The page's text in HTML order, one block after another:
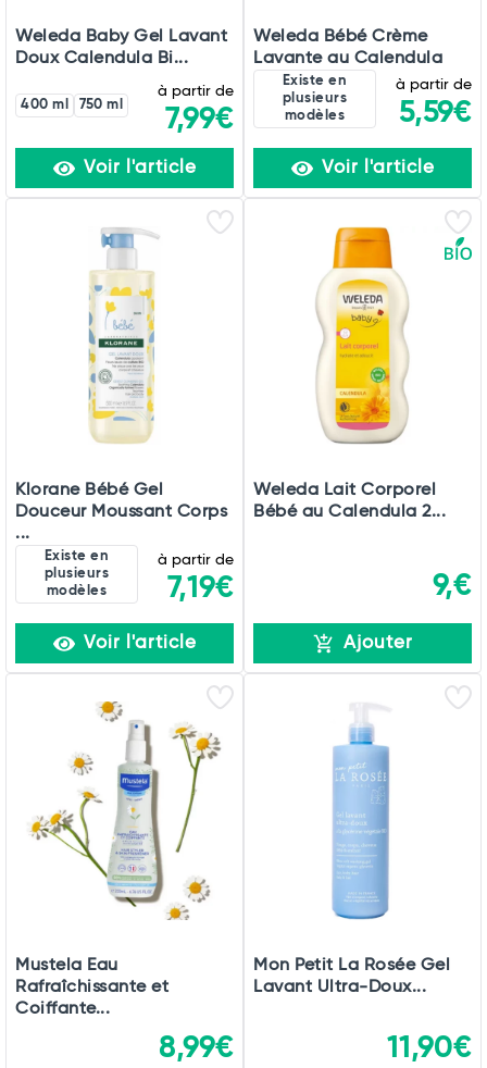
Weleda Baby Gel Lavant
Doux Calendula Bi...
400 ml 750 ml
à partir de
7,99€
Voir l'article
Weleda Bébé Crème
Lavante au Calendula
Existe en
plusieurs
modèles
à partir de
5,59€
Voir l'article
Klorane Bébé Gel
Douceur Moussant Corps
...
Existe en
plusieurs
modèles
à partir de
7,19€
Voir l'article
Weleda Lait Corporel
Bébé au Calendula 2...
9,€
Ajouter
Mustela Eau
Rafraîchissante et
Coiffante...
8,99€
Mon Petit La Rosée Gel
Lavant Ultra-Doux...
11,90€